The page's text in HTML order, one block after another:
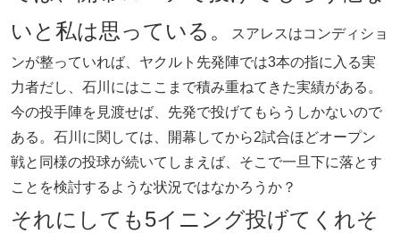
いと私は思っている。
スアレスはコンディショ
ンが整っていれば、ヤクルト先発陣では3本の指に入る実
力者だし、石川にはここまで積み重ねてきた実績がある。
今の投手陣を見渡せば、先発で投げてもらうしかないので
ある。石川に関しては、開幕してから2試合ほどオープン
戦と同様の投球が続いてしまえば、そこで一旦下に落とす
ことを検討するような状況ではなかろうか？
それにしても5イニング投げてくれそ